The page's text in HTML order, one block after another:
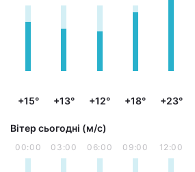
+15° +13° +12° +18° +23°
Вітер сьогодні (м/с)
00:00 03:00 06:00 09:00 12:00